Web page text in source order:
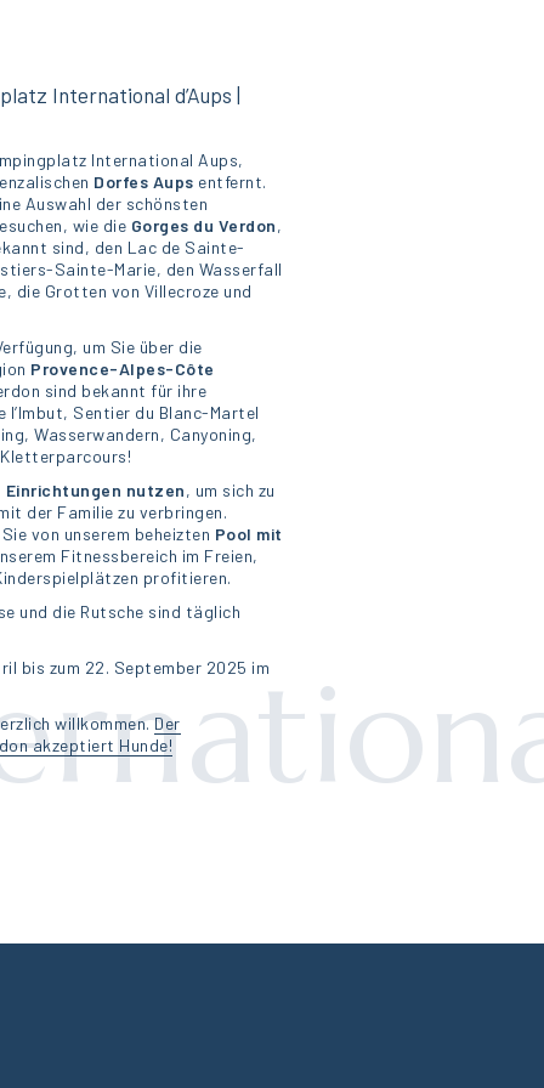
International d’Aups |
International Aups,
Dorfes Aups entfernt.
Auswahl der schönsten
wie die Gorges du Verdon,
sind, den Lac de Sainte-
Sainte-Marie, den Wasserfall
die Grotten von Villecroze und
um Sie über die
Provence-Alpes-Côte
sind bekannt für ihre
l’Imbut, Sentier du Blanc-Martel
Wasserwandern, Canyoning,
Einrichtungen nutzen, um sich zu
der Familie zu verbringen.
von unserem beheizten Pool mit
Fitnessbereich im Freien,
profitieren.
und die Rutsche sind täglich
bis zum 22. September 2025 im
willkommen.Der
akzeptiert Hunde!